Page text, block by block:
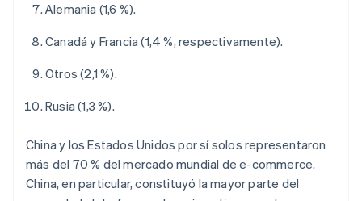
Alemania (1,6 %).
Canadá y Francia (1,4 %, respectivamente).
Otros (2,1 %).
Rusia (1,3 %).
China y los Estados Unidos por sí solos representaron
más del 70 % del mercado mundial de e-commerce.
China, en particular, constituyó la mayor parte del